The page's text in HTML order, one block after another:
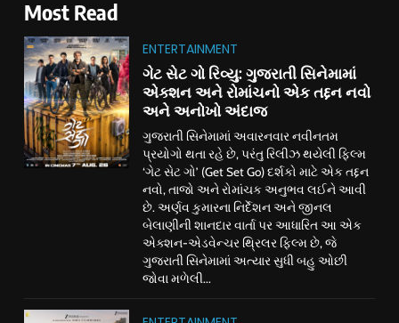
Most Read
ENTERTAINMENT
ગેટ સેટ ગો રિવ્યુ: ગુજરાતી સિનેમામાં
એક્શન અને રોમાંચનો એક તદ્દન નવો
અને અનોખો અંદાજ
ગુજરાતી સિનેમામાં અવારનવાર નવીનતમ
પ્રયોગો થતા રહે છે, પરંતુ રિલીઝ થયેલી ફિલ્મ
‘ગેટ સેટ ગો’ (Get Set Go) દર્શકો માટે એક તદ્દન
નવો, તાજો અને રોમાંચક અનુભવ લઈને આવી
છે. અર્ણવ કુમારના નિર્દેશન અને જીનલ
બેલાણીની શાનદાર વાર્તા પર આધારિત આ એક
એક્શન-એડવેન્ચર થ્રિલર ફિલ્મ છે, જે
ગુજરાતી સિનેમામાં અત્યાર સુધી બહુ ઓછી
જોવા મળેલી...